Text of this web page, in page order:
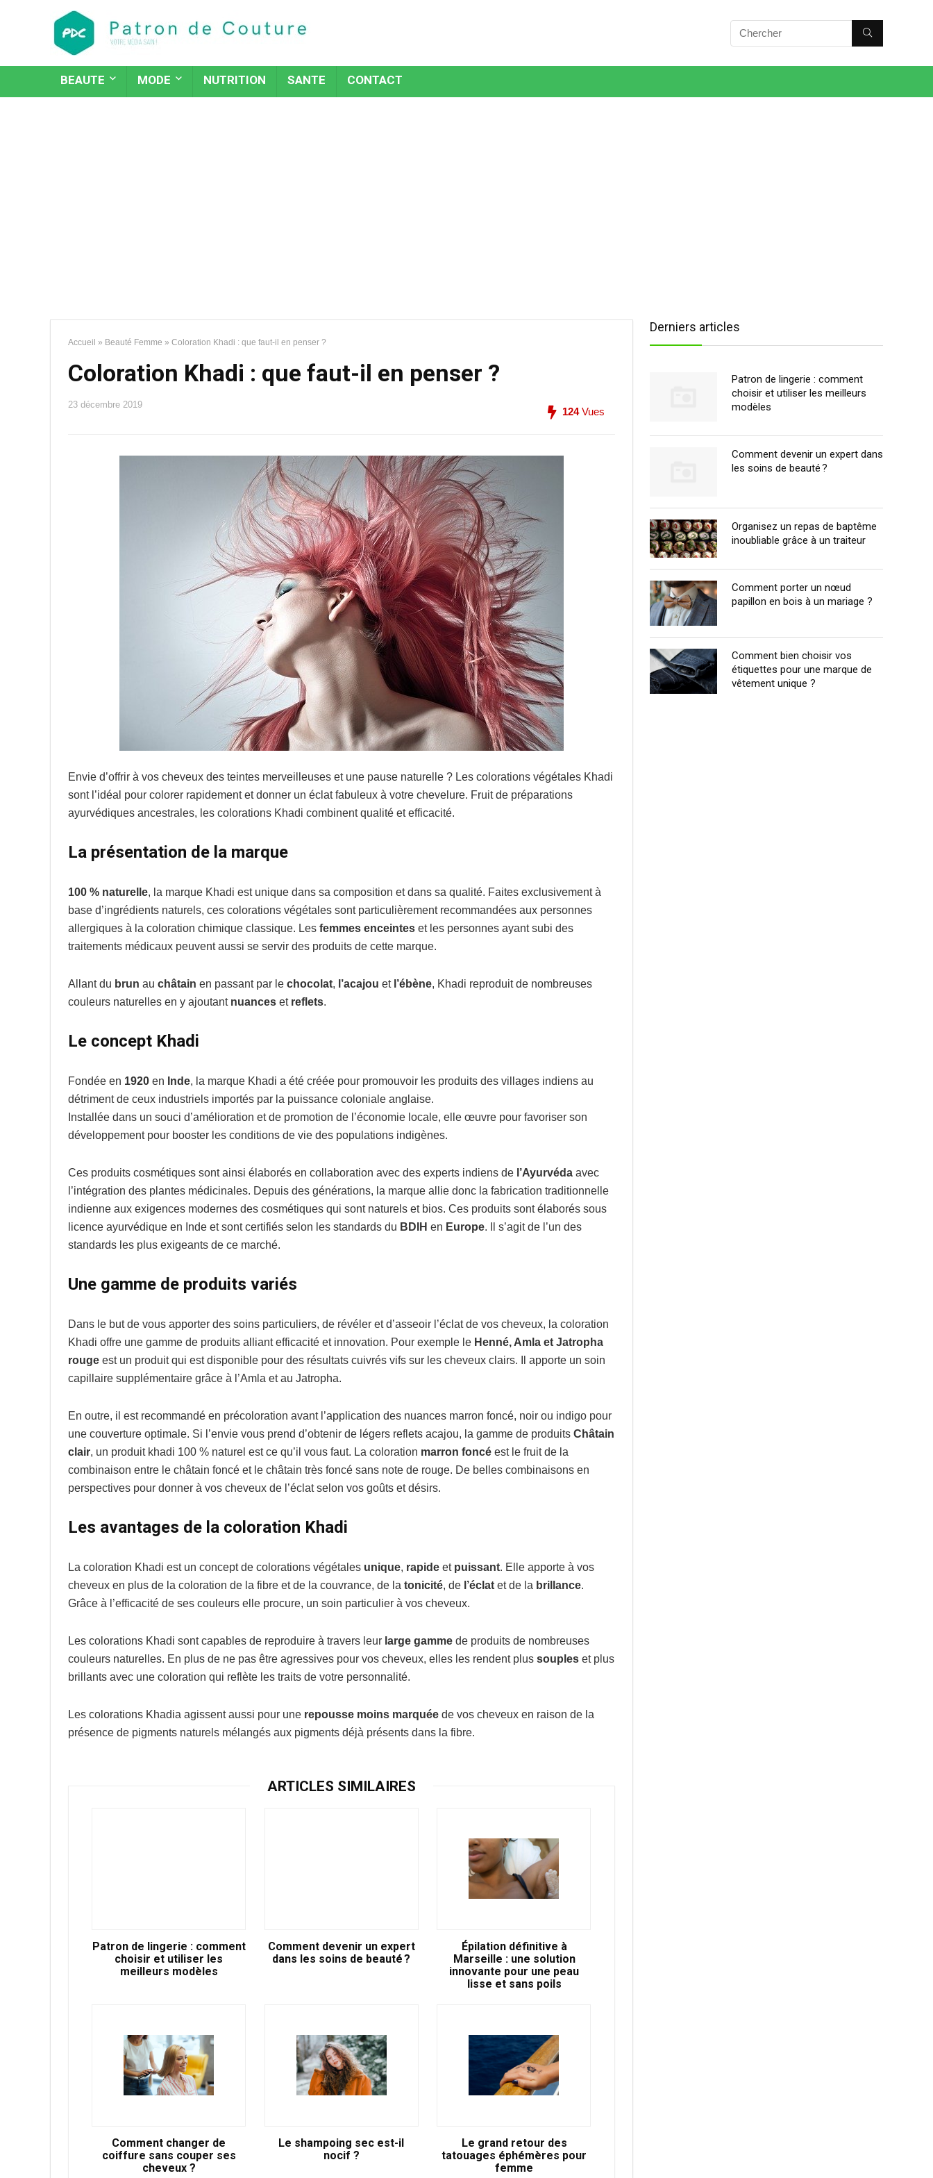
BEAUTE MODE NUTRITION SANTE CONTACT
Accueil » Beauté Femme » Coloration Khadi : que faut-il en penser ?
Coloration Khadi : que faut-il en penser ?
23 décembre 2019
124Vues
Envie d’offrir à vos cheveux des teintes merveilleuses et une pause naturelle ? Les colorations végétales Khadi
sont l’idéal pour colorer rapidement et donner un éclat fabuleux à votre chevelure. Fruit de préparations
ayurvédiques ancestrales, les colorations Khadi combinent qualité et efficacité.
La présentation de la marque
100 % naturelle, la marque Khadi est unique dans sa composition et dans sa qualité. Faites exclusivement à
base d’ingrédients naturels, ces colorations végétales sont particulièrement recommandées aux personnes
allergiques à la coloration chimique classique. Les femmes enceintes et les personnes ayant subi des
traitements médicaux peuvent aussi se servir des produits de cette marque.
Allant du brun au châtain en passant par le chocolat, l’acajou et l’ébène, Khadi reproduit de nombreuses
couleurs naturelles en y ajoutant nuances et reflets.
Le concept Khadi
Fondée en 1920 en Inde, la marque Khadi a été créée pour promouvoir les produits des villages indiens au
détriment de ceux industriels importés par la puissance coloniale anglaise.
Installée dans un souci d’amélioration et de promotion de l’économie locale, elle œuvre pour favoriser son
développement pour booster les conditions de vie des populations indigènes.
Ces produits cosmétiques sont ainsi élaborés en collaboration avec des experts indiens de l’Ayurvéda avec
l’intégration des plantes médicinales. Depuis des générations, la marque allie donc la fabrication traditionnelle
indienne aux exigences modernes des cosmétiques qui sont naturels et bios. Ces produits sont élaborés sous
licence ayurvédique en Inde et sont certifiés selon les standards du BDIH en Europe. Il s’agit de l’un des
standards les plus exigeants de ce marché.
Une gamme de produits variés
Dans le but de vous apporter des soins particuliers, de révéler et d’asseoir l’éclat de vos cheveux, la coloration
Khadi offre une gamme de produits alliant efficacité et innovation. Pour exemple le Henné, Amla et Jatropha
rouge est un produit qui est disponible pour des résultats cuivrés vifs sur les cheveux clairs. Il apporte un soin
capillaire supplémentaire grâce à l’Amla et au Jatropha.
En outre, il est recommandé en précoloration avant l’application des nuances marron foncé, noir ou indigo pour
une couverture optimale. Si l’envie vous prend d’obtenir de légers reflets acajou, la gamme de produits Châtain
clair, un produit khadi 100 % naturel est ce qu’il vous faut. La coloration marron foncé est le fruit de la
combinaison entre le châtain foncé et le châtain très foncé sans note de rouge. De belles combinaisons en
perspectives pour donner à vos cheveux de l’éclat selon vos goûts et désirs.
Les avantages de la coloration Khadi
La coloration Khadi est un concept de colorations végétales unique, rapide et puissant. Elle apporte à vos
cheveux en plus de la coloration de la fibre et de la couvrance, de la tonicité, de l’éclat et de la brillance.
Grâce à l’efficacité de ses couleurs elle procure, un soin particulier à vos cheveux.
Les colorations Khadi sont capables de reproduire à travers leur large gamme de produits de nombreuses
couleurs naturelles. En plus de ne pas être agressives pour vos cheveux, elles les rendent plus souples et plus
brillants avec une coloration qui reflète les traits de votre personnalité.
Les colorations Khadia agissent aussi pour une repousse moins marquée de vos cheveux en raison de la
présence de pigments naturels mélangés aux pigments déjà présents dans la fibre.
ARTICLES SIMILAIRES
Patron de lingerie : comment
choisir et utiliser les
meilleurs modèles
Comment devenir un expert
dans les soins de beauté ?
Épilation définitive à
Marseille : une solution
innovante pour une peau
lisse et sans poils
Comment changer de
coiffure sans couper ses
cheveux ?
Le shampoing sec est-il
nocif ?
Le grand retour des
tatouages éphémères pour
femme
Derniers articles
Patron de lingerie : comment
choisir et utiliser les meilleurs
modèles
Comment devenir un expert dans
les soins de beauté ?
Organisez un repas de baptême
inoubliable grâce à un traiteur
Comment porter un nœud
papillon en bois à un mariage ?
Comment bien choisir vos
étiquettes pour une marque de
vêtement unique ?